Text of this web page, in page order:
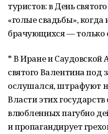
туристов: в День
«голые свадьбы»,
брачующихся — только
* В Иране и Саудовской
святого Валентина под
ослушался, штрафуют
Власти этих
влюбленных пагубно
и пропагандирует